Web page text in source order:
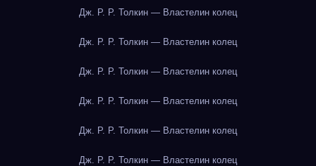
Дж. Р. Р. Толкин — Властелин колец
Дж. Р. Р. Толкин — Властелин колец
Дж. Р. Р. Толкин — Властелин колец
Дж. Р. Р. Толкин — Властелин колец
Дж. Р. Р. Толкин — Властелин колец
Дж. Р. Р. Толкин — Властелин колец